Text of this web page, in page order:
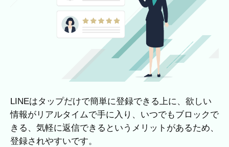
LINEはタップだけで簡単に登録できる上に、欲しい
情報がリアルタイムで手に入り、いつでもブロックで
きる、気軽に返信できるというメリットがあるため、
登録されやすいです。